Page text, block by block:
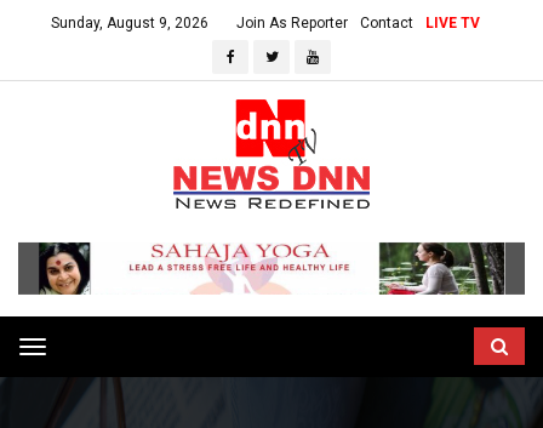
Sunday, August 9, 2026 Join As Reporter Contact LIVE TV
Toggle
navigation